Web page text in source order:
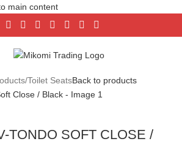
main content
/Toilet SeatsBack to products
TONDO SOFT CLOSE /